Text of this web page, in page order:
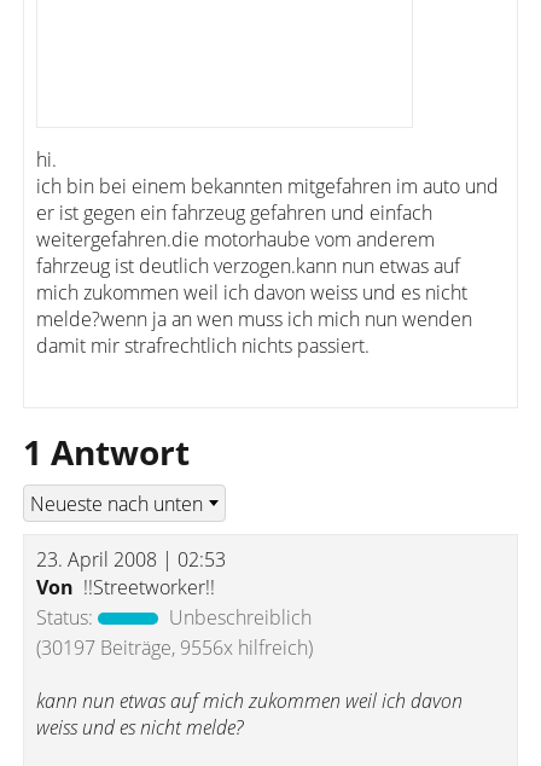
hi.
ich bin bei einem bekannten mitgefahren im auto und
er ist gegen ein fahrzeug gefahren und einfach
weitergefahren.die motorhaube vom anderem
fahrzeug ist deutlich verzogen.kann nun etwas auf
mich zukommen weil ich davon weiss und es nicht
melde?wenn ja an wen muss ich mich nun wenden
damit mir strafrechtlich nichts passiert.
1 Antwort
23. April 2008 | 02:53
Von !!Streetworker!!
Status:
Unbeschreiblich
(30197 Beiträge, 9556x hilfreich)
kann nun etwas auf mich zukommen weil ich davon
weiss und es nicht melde?